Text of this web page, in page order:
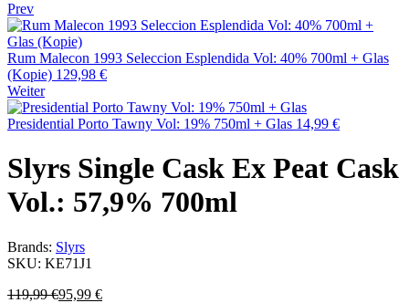
Prev
Rum Malecon 1993 Seleccion Esplendida Vol: 40% 700ml + Glas
(Kopie) 129,98 €
Weiter
Presidential Porto Tawny Vol: 19% 750ml + Glas 14,99 €
Slyrs Single Cask Ex Peat Cask
Vol.: 57,9% 700ml
Brands: Slyrs
SKU: KE71J1
119,99€95,99 €